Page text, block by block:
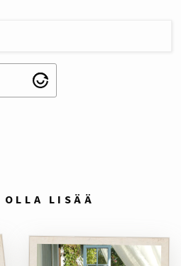
OLLA LISÄÄ